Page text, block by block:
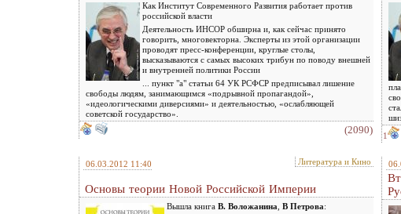
Как Институт Современного Развития работает против
российской власти
Деятельность ИНСОР обширна и, как сейчас принято
говорить, многовекторна. Эксперты из этой организации
проводят пресс-конференции, круглые столы,
высказываются с самых высоких трибун по поводу внешней
и внутренней политики России
... пункт "а" статьи 64 УК РСФСР предписывал лишение
свободы людям, занимающимся «подрывной пропагандой»,
«идеологическими диверсиями» и деятельностью, «ослабляющей
советской государство».
(2090)
1
06.03.2012 11:40 Литература и Кино
Основы теории Новой Российской Империи
Вышла книга В. Воложанина В Петрова: